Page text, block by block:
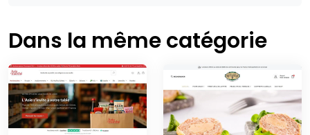
Dans la même catégorie